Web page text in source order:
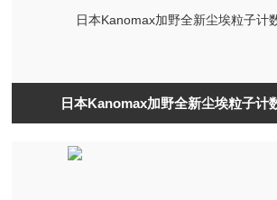
日本Kanomax加野全新尘埃粒子计